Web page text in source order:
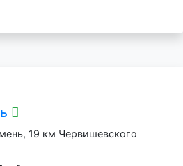
19 км Червишевского